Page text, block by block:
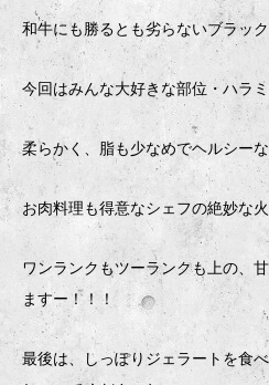
和牛にも勝るとも劣らないブラッ
今回はみんな大好きな部位・ハラ
柔らかく、脂も少なめでヘルシー
お肉料理も得意なシェフの絶妙な火
ワンランクもツーランクも上の、
ますー！！！
最後は、しっぽりジェラートを食